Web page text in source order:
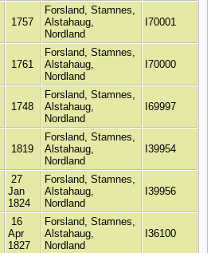
1757
Forsland, Stamnes,
Alstahaug,
Nordland
I70001
1761
Forsland, Stamnes,
Alstahaug,
Nordland
I70000
1748
Forsland, Stamnes,
Alstahaug,
Nordland
I69997
1819
Forsland, Stamnes,
Alstahaug,
Nordland
I39954
27
Jan
1824
Forsland, Stamnes,
Alstahaug,
Nordland
I39956
16
Apr
1827
Forsland, Stamnes,
Alstahaug,
Nordland
I36100